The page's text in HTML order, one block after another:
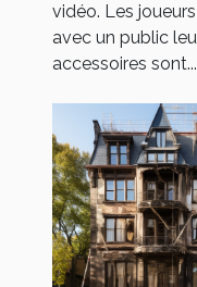
vidéo. Les
avec un public
accessoires sont...